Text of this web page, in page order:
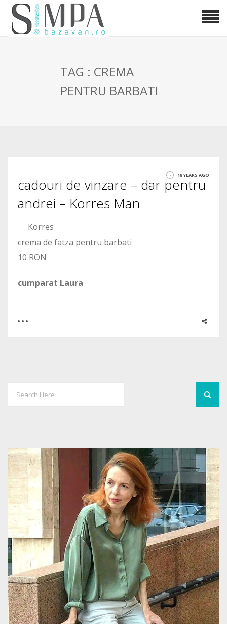
TAG : CREMA
PENTRU BARBATI
18 YEARS AGO
cadouri de vinzare – dar pentru
andrei – Korres Man
Korres
crema de fatza pentru barbati
10 RON
cumparat Laura